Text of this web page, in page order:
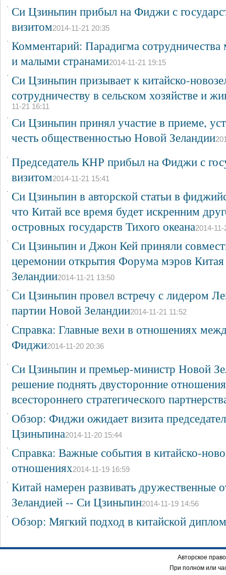
· Си Цзиньпин прибыл на Фиджи с
визитом2014-11-21 20:35
· Комментарий: Парадигма
и малыми странами2014-11-21 19:15
· Си Цзиньпин призывает к китайско-
сотрудничеству в сельском хозяйстве и
11-21 16:11
· Си Цзиньпин принял участие в приеме,
честь общественностью Новой Зеландии
· Председатель КНР прибыл на Фиджи с
визитом2014-11-21 15:41
· Си Цзиньпин в авторской статьи в
что Китай все время будет искренним
островных государств Тихого океана2014-
· Си Цзиньпин и Джон Кей приняли
церемонии открытия Форума мэров
Зеландии2014-11-21 13:50
· Си Цзиньпин провел встречу с лидером
партии Новой Зеландии2014-11-21 11:52
· Справка: Главные вехи в отношениях
Фиджи2014-11-20 20:36
· Си Цзиньпин и премьер-министр Новой
решение поднять двусторонние
всестороннего стратегического
· Обзор: Фиджи ожидает визита
Цзиньпина2014-11-20 15:44
· Справка: Важные события в китайско-
отношениях2014-11-19 16:59
· Китай намерен развивать дружественные
Зеландией -- Си Цзиньпин2014-11-19 14:56
· Обзор: Мягкий подход в китайской
Авторское
При полном или